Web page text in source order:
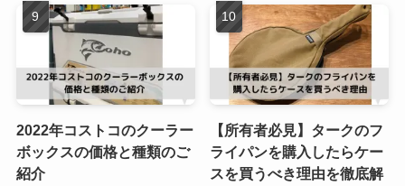
2022年コストコのクーラー
ボックスの価格と種類のご
紹介
【所有者必見】タークのフ
ライパンを購入したらケー
スを買うべき理由を徹底解